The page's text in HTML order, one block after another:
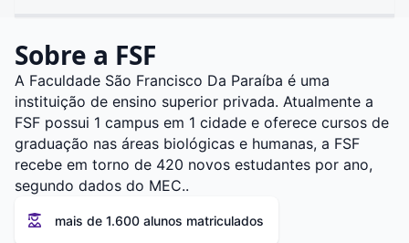
Sobre a FSF
A Faculdade São Francisco Da Paraíba é uma
instituição de ensino superior privada. Atualmente a
FSF possui 1 campus em 1 cidade e oferece cursos de
graduação nas áreas biológicas e humanas, a FSF
recebe em torno de 420 novos estudantes por ano,
segundo dados do MEC..
mais de 1.600 alunos matriculados